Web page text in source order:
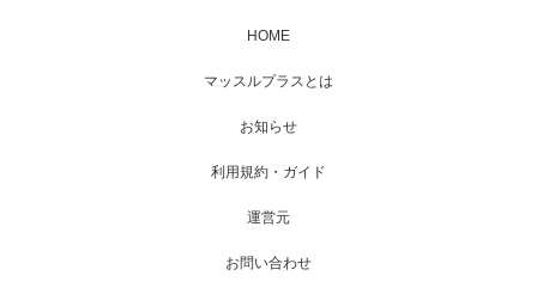
映画「メカバース」舞台挨拶へマッスルプラ
【TV】NHK BS「COOL JAPAN 」にてマッス
HOME
マッスルプラスとは
お知らせ
利用規約・ガイド
運営元
お問い合わせ